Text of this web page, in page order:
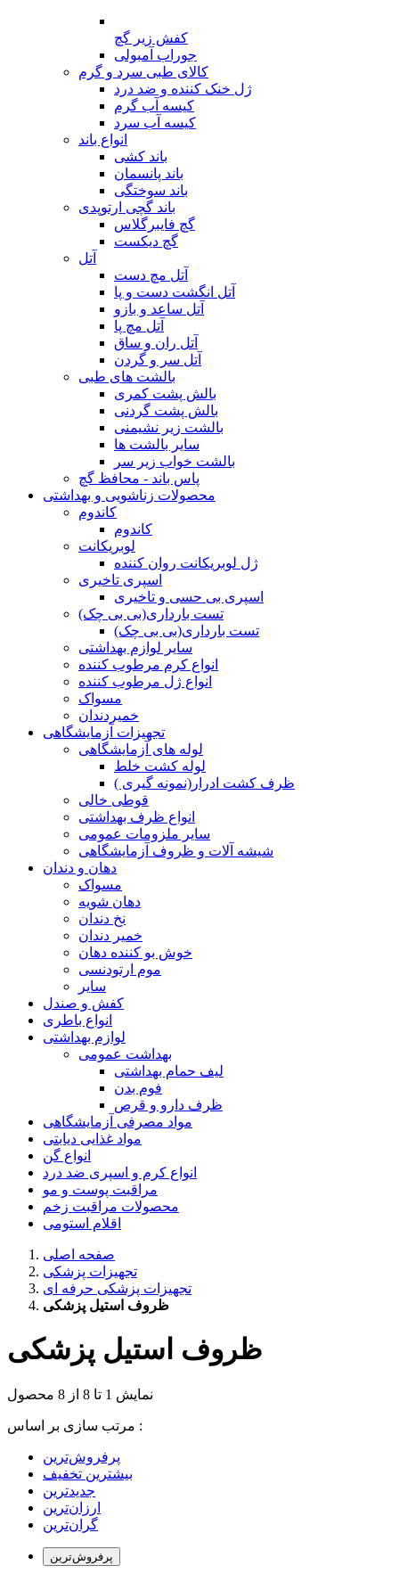
کفش زیر گچ
جوراب آمبولی
کالای طبی سرد و گرم
ژل خنک کننده و ضد درد
کیسه آب گرم
کیسه آب سرد
انواع باند
باند کشی
باند پانسمان
باند سوختگی
باند گچی ارتوپدی
گچ فایبرگلاس
گچ دیکست
آتل
آتل مچ دست
آتل انگشت دست و پا
آتل ساعد و بازو
آتل مچ پا
آتل ران و ساق
آتل سر و گردن
بالشت های طبی
بالش پشت کمری
بالش پشت گردنی
بالشت زیر نشیمنی
سایر بالشت ها
بالشت خواب زیر سر
پاس باند - محافظ گچ
محصولات زناشویی و بهداشتی
کاندوم
کاندوم
لوبریکانت
ژل لوبریکانت روان کننده
اسپری تاخیری
اسپری بی حسی و تاخیری
تست بارداری(بی بی چک)
تست بارداری(بی بی چک)
سایر لوازم بهداشتی
انواع کرم مرطوب کننده
انواع ژل مرطوب کننده
مسواک
خمیردندان
تجهیزات آزمایشگاهی
لوله های آزمایشگاهی
لوله کشت خلط
ظرف کشت ادرار(نمونه گیری )
قوطی خالی
انواع ظرف بهداشتی
سایر ملزومات عمومی
شیشه آلات و ظروف آزمایشگاهی
دهان و دندان
مسواک
دهان شویه
نخ دندان
خمیر دندان
خوش بو کننده دهان
موم ارتودنسی
سایر
کفش و صندل
انواع باطری
لوازم بهداشتی
بهداشت عمومی
لیف حمام بهداشتی
فوم بدن
ظرف دارو و قرص
مواد مصرفی آزمایشگاهی
مواد غذایی دیابتی
انواع گن
انواع کرم و اسپری ضد درد
مراقبت پوست و مو
محصولات مراقبت زخم
اقلام استومی
صفحه اصلی
تجهیزات پزشکی
تجهیزات پزشکی حرفه ای
ظروف استیل پزشکی
ظروف استیل پزشکی
نمایش 1 تا 8 از 8 محصول
مرتب سازی بر اساس :
بیشترین تخفیف
جدیدترین
ارزان‌ترین
گران‌ترین
پرفروش‌ترین‌